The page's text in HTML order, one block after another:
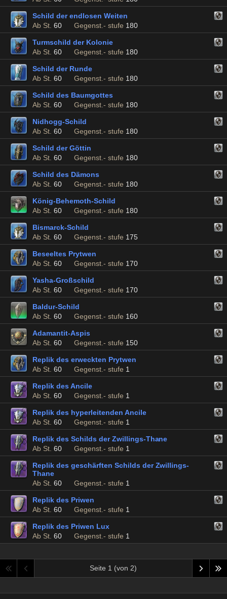
Schild der endlosen Weiten
Ab St. 60 Gegenst.- stufe 180
Turmschild der Kolonie
Ab St. 60 Gegenst.- stufe 180
Schild der Runde
Ab St. 60 Gegenst.- stufe 180
Schild des Baumgottes
Ab St. 60 Gegenst.- stufe 180
Nidhogg-Schild
Ab St. 60 Gegenst.- stufe 180
Schild der Göttin
Ab St. 60 Gegenst.- stufe 180
Schild des Dämons
Ab St. 60 Gegenst.- stufe 180
König-Behemoth-Schild
Ab St. 60 Gegenst.- stufe 180
Bismarck-Schild
Ab St. 60 Gegenst.- stufe 175
Beseeltes Prytwen
Ab St. 60 Gegenst.- stufe 170
Yasha-Großschild
Ab St. 60 Gegenst.- stufe 170
Baldur-Schild
Ab St. 60 Gegenst.- stufe 160
Adamantit-Aspis
Ab St. 60 Gegenst.- stufe 150
Replik des erweckten Prytwen
Ab St. 60 Gegenst.- stufe 1
Replik des Ancile
Ab St. 60 Gegenst.- stufe 1
Replik des hyperleitenden Ancile
Ab St. 60 Gegenst.- stufe 1
Replik des Schilds der Zwillings-Thane
Ab St. 60 Gegenst.- stufe 1
Replik des geschärften Schilds der Zwillings-
Thane
Ab St. 60 Gegenst.- stufe 1
Replik des Priwen
Ab St. 60 Gegenst.- stufe 1
Replik des Priwen Lux
Ab St. 60 Gegenst.- stufe 1
Seite 1 (von 2)